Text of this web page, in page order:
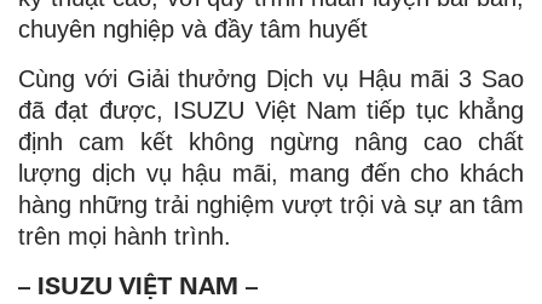
chuyên nghiệp và đầy tâm huyết
Cùng với Giải thưởng Dịch vụ Hậu mãi 3 Sao
đã đạt được, ISUZU Việt Nam tiếp tục khẳng
định cam kết không ngừng nâng cao chất
lượng dịch vụ hậu mãi, mang đến cho khách
hàng những trải nghiệm vượt trội và sự an tâm
trên mọi hành trình.
– ISUZU VIỆT NAM –